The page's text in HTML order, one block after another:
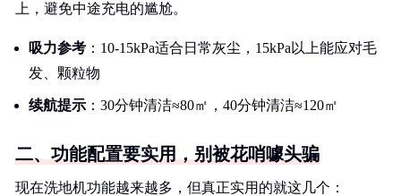
上，避免中途充电的尴尬。
吸力参考 ：10-15kPa适合日常灰尘，15kPa以上能应对毛
发、颗粒物
续航提示 ：30分钟清洁≈80㎡，40分钟清洁≈120㎡
二、功能配置要实用，别被花哨噱头骗
现在洗地机功能越来越多，但真正实用的就这几个：